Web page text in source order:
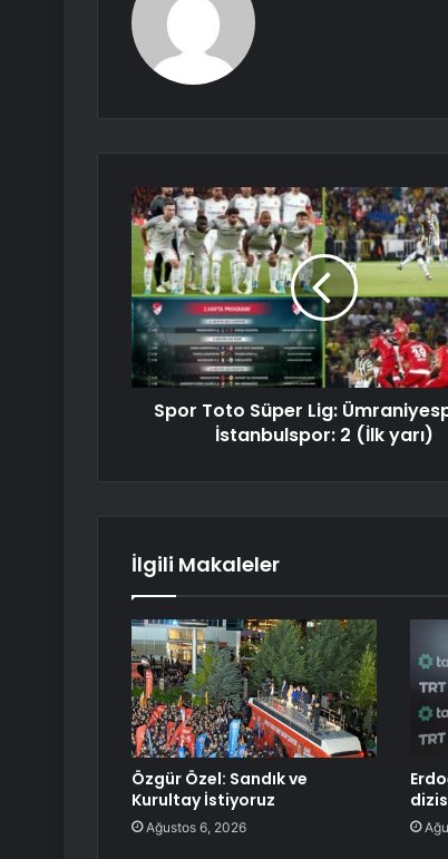
Spor Toto Süper Lig:
İstanbulspor: 2 (İlk yarı)
İlgili Makaleler
Özgür Özel: Sandık ve
Kurultay İstiyoruz
Ağustos 6, 2026